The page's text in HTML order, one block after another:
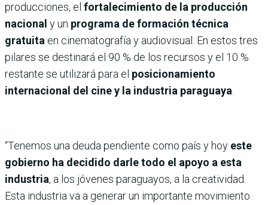
producciones, el fortalecimiento de la producción
nacional y un programa de formación técnica
gratuita en cinematografía y audiovisual. En estos tres
pilares se destinará el 90 % de los recursos y el 10 %
restante se utilizará para el posicionamiento
internacional del cine y la industria paraguaya.
“Tenemos una deuda pendiente como país y hoy este
gobierno ha decidido darle todo el apoyo a esta
industria, a los jóvenes paraguayos, a la creatividad.
Esta industria va a generar un importante movimiento